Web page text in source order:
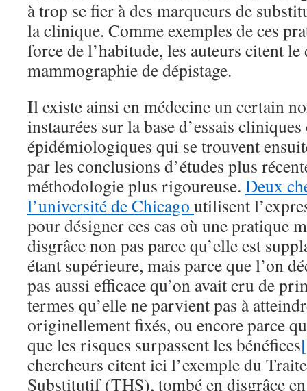
à trop se fier à des marqueurs de
la clinique. Comme exemples de ces
force de l’habitude, les auteurs citent le
mammographie de dépistage.
Il existe ainsi en médecine un certain
instaurées sur la base d’essais cliniques
épidémiologiques qui se trouvent
par les conclusions d’études plus
méthodologie plus rigoureuse. Deux
l’université de Chicago utilisent
pour désigner ces cas où une pratique
disgrâce non pas parce qu’elle est
étant supérieure, mais parce que l’on
pas aussi efficace qu’on avait cru de
termes qu’elle ne parvient pas à
originellement fixés, ou encore parce
que les risques surpassent les bénéfices
chercheurs citent ici l’exemple du
Substitutif (THS), tombé en disgrâce